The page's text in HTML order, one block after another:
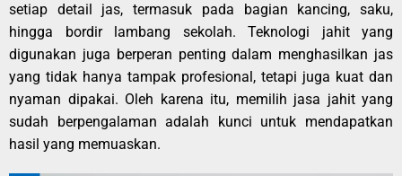
setiap detail jas, termasuk pada bagian kancing, saku,
hingga bordir lambang sekolah. Teknologi jahit yang
digunakan juga berperan penting dalam menghasilkan jas
yang tidak hanya tampak profesional, tetapi juga kuat dan
nyaman dipakai. Oleh karena itu, memilih jasa jahit yang
sudah berpengalaman adalah kunci untuk mendapatkan
hasil yang memuaskan.